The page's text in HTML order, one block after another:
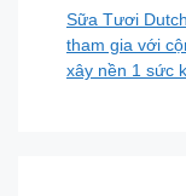
Sữa Tươi
tham gia với
xây nền 1 sức